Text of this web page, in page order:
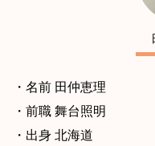
女性 (1)
・名前 田仲恵理
・前職 舞台照明
・出身 北海道